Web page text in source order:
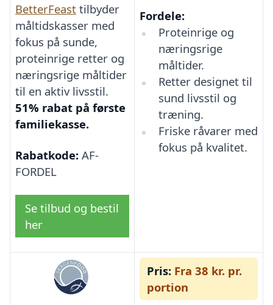
BetterFeast tilbyder
måltidskasser med
fokus på sunde,
proteinrige retter og
næringsrige måltider
til en aktiv livsstil.
51% rabat på første
familiekasse.
Rabatkode: AF-
FORDEL
Se tilbud og bestil
her
Fordele:
Proteinrige og
næringsrige
måltider.
Retter designet til
sund livsstil og
træning.
Friske råvarer med
fokus på kvalitet.
Pris: Fra 38 kr. pr.
portion